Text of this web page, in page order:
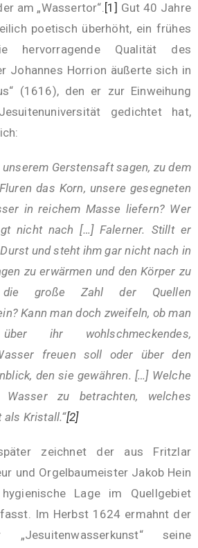
am „Wassertor“. [1] Gut 40 Jahre
poetisch überhöht, ein frühes
hervorragende Qualität des
Johannes Horrion äußerte sich in
(1616), den er zur Einweihung
gedichtet hat,
Gerstensaft sagen, zu dem
das Korn, unsere gesegneten
in reichem Masse liefern? Wer
nicht nach […] Falerner. Stillt er
und steht ihm gar nicht nach in
zu erwärmen und den Körper zu
große Zahl der Quellen
Kann man doch zweifeln, ob man
ihr wohlschmeckendes,
freuen soll oder über den
den sie gewähren. […] Welche
zu betrachten, welches
Kristall.“[2]
zeichnet der aus Fritzlar
und Orgelbaumeister Jakob Hein
Lage im Quellgebiet
Im Herbst 1624 ermahnt der
„Jesuitenwasserkunst“ seine